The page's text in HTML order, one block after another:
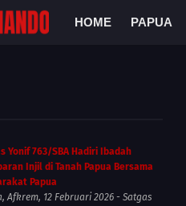
HOME PAPUA
Yonif 763/SBA Hadiri Ibadah
Injil di Tanah Papua Bersama
Papua
Afkrem, 12 Februari 2026 - Satgas